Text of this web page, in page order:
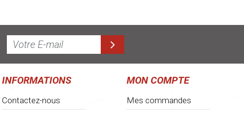
INFORMATIONS
Contactez-nous
MON COMPTE
Mes commandes